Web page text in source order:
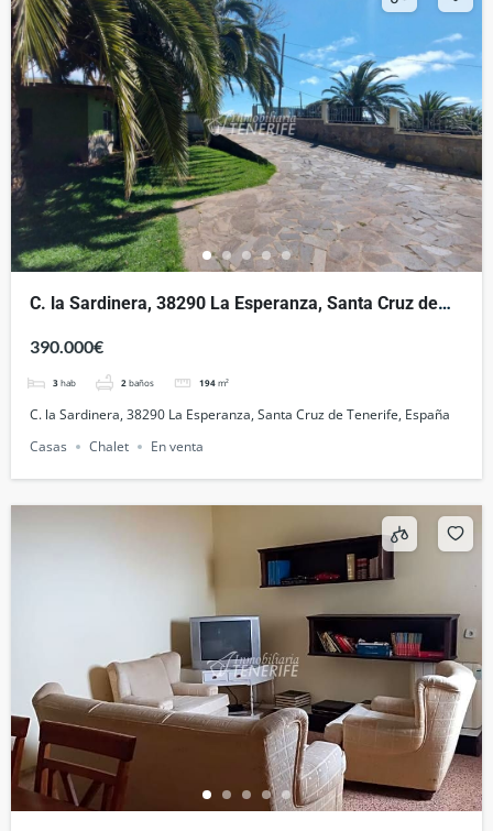
C. la Sardinera, 38290 La Esperanza, Santa Cruz de
390.000€
3 hab 2 baños 194 m²
C. la Sardinera, 38290 La Esperanza, Santa Cruz de Tenerife, España
Casas
Chalet En venta